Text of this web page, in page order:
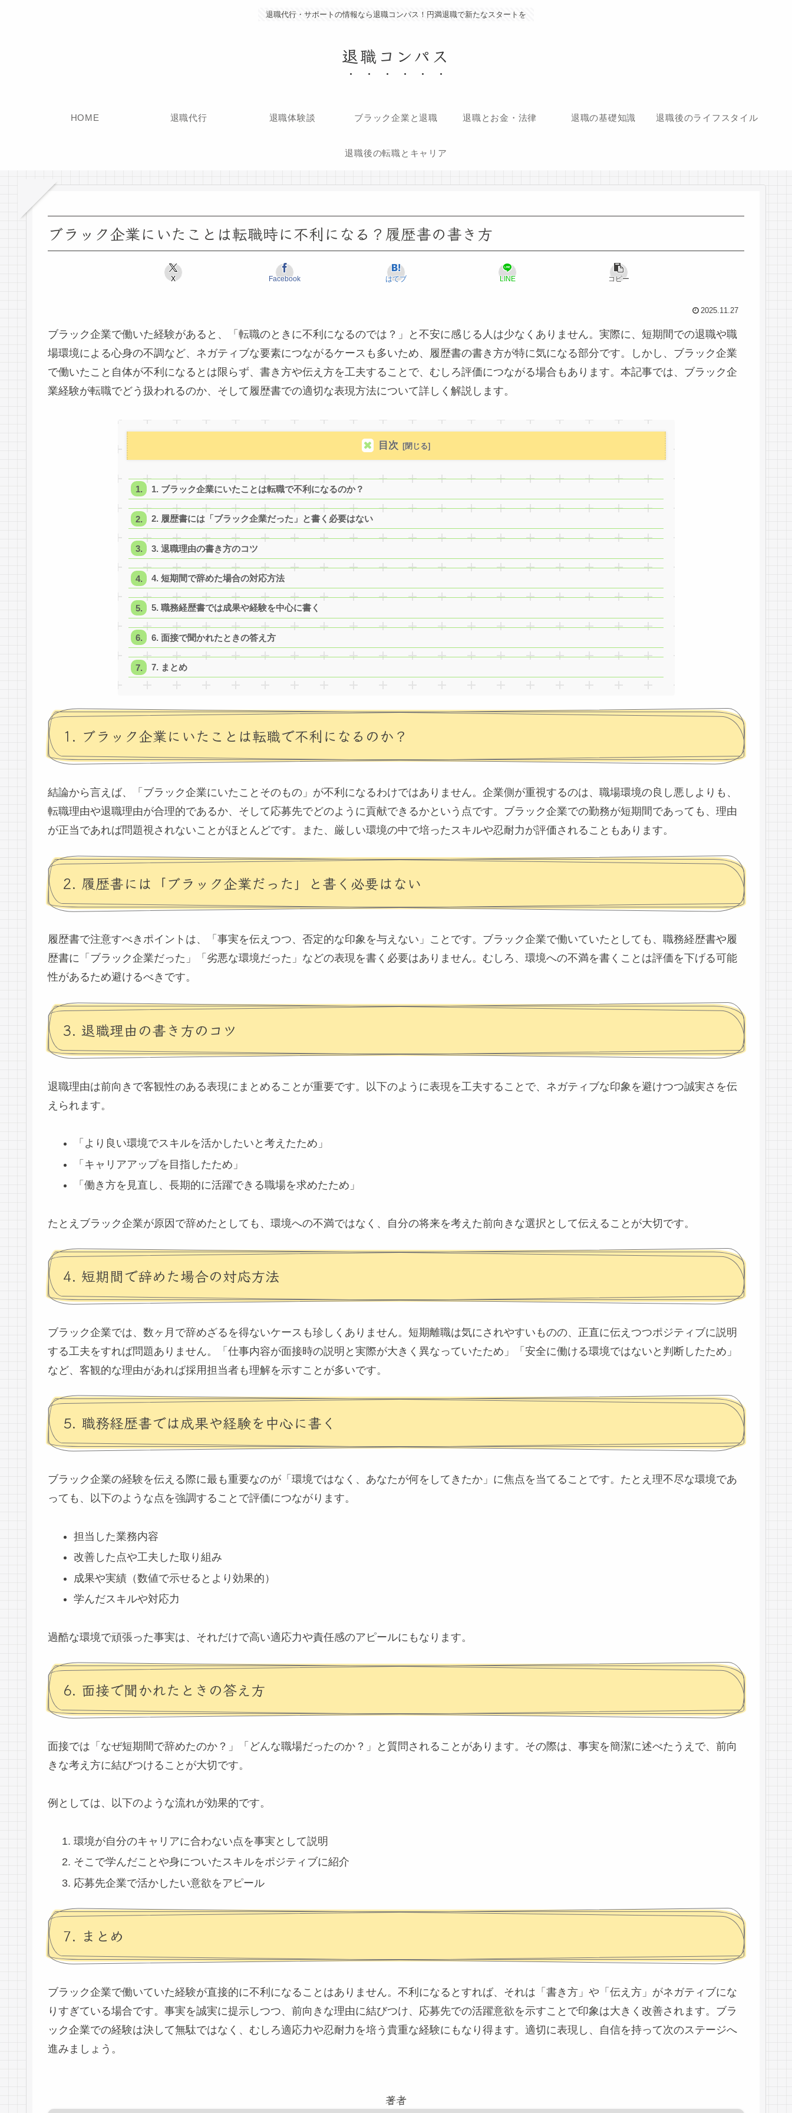
退職代行・サポートの情報なら退職コンパス！円満退職で新たなスタートを
退職コンパス
HOME 退職代行 退職体験談 ブラック企業と退職 退職とお金・法律 退職の基礎知識 退職後のライフスタイル
退職後の転職とキャリア
ブラック企業にいたことは転職時に不利になる？履歴書の書き方
X Facebook はてブ LINE コピー
2025.11.27
ブラック企業で働いた経験があると、「転職のときに不利になるのでは？」と不安に感じる人は少なくありません。実際に、短期間での退職や職
場環境による心身の不調など、ネガティブな要素につながるケースも多いため、履歴書の書き方が特に気になる部分です。しかし、ブラック企業
で働いたこと自体が不利になるとは限らず、書き方や伝え方を工夫することで、むしろ評価につながる場合もあります。本記事では、ブラック企
業経験が転職でどう扱われるのか、そして履歴書での適切な表現方法について詳しく解説します。
目次
1. ブラック企業にいたことは転職で不利になるのか？
2. 履歴書には「ブラック企業だった」と書く必要はない
3. 退職理由の書き方のコツ
4. 短期間で辞めた場合の対応方法
5. 職務経歴書では成果や経験を中心に書く
6. 面接で聞かれたときの答え方
7. まとめ
1. ブラック企業にいたことは転職で不利になるのか？
結論から言えば、「ブラック企業にいたことそのもの」が不利になるわけではありません。企業側が重視するのは、職場環境の良し悪しよりも、
転職理由や退職理由が合理的であるか、そして応募先でどのように貢献できるかという点です。ブラック企業での勤務が短期間であっても、理由
が正当であれば問題視されないことがほとんどです。また、厳しい環境の中で培ったスキルや忍耐力が評価されることもあります。
2. 履歴書には「ブラック企業だった」と書く必要はない
履歴書で注意すべきポイントは、「事実を伝えつつ、否定的な印象を与えない」ことです。ブラック企業で働いていたとしても、職務経歴書や履
歴書に「ブラック企業だった」「劣悪な環境だった」などの表現を書く必要はありません。むしろ、環境への不満を書くことは評価を下げる可能
性があるため避けるべきです。
3. 退職理由の書き方のコツ
退職理由は前向きで客観性のある表現にまとめることが重要です。以下のように表現を工夫することで、ネガティブな印象を避けつつ誠実さを伝
えられます。
「より良い環境でスキルを活かしたいと考えたため」
「キャリアアップを目指したため」
「働き方を見直し、長期的に活躍できる職場を求めたため」
たとえブラック企業が原因で辞めたとしても、環境への不満ではなく、自分の将来を考えた前向きな選択として伝えることが大切です。
4. 短期間で辞めた場合の対応方法
ブラック企業では、数ヶ月で辞めざるを得ないケースも珍しくありません。短期離職は気にされやすいものの、正直に伝えつつポジティブに説明
する工夫をすれば問題ありません。「仕事内容が面接時の説明と実際が大きく異なっていたため」「安全に働ける環境ではないと判断したため」
など、客観的な理由があれば採用担当者も理解を示すことが多いです。
5. 職務経歴書では成果や経験を中心に書く
ブラック企業の経験を伝える際に最も重要なのが「環境ではなく、あなたが何をしてきたか」に焦点を当てることです。たとえ理不尽な環境であ
っても、以下のような点を強調することで評価につながります。
担当した業務内容
改善した点や工夫した取り組み
成果や実績（数値で示せるとより効果的）
学んだスキルや対応力
過酷な環境で頑張った事実は、それだけで高い適応力や責任感のアピールにもなります。
6. 面接で聞かれたときの答え方
面接では「なぜ短期間で辞めたのか？」「どんな職場だったのか？」と質問されることがあります。その際は、事実を簡潔に述べたうえで、前向
きな考え方に結びつけることが大切です。
例としては、以下のような流れが効果的です。
環境が自分のキャリアに合わない点を事実として説明
そこで学んだことや身についたスキルをポジティブに紹介
応募先企業で活かしたい意欲をアピール
7. まとめ
ブラック企業で働いていた経験が直接的に不利になることはありません。不利になるとすれば、それは「書き方」や「伝え方」がネガティブにな
りすぎている場合です。事実を誠実に提示しつつ、前向きな理由に結びつけ、応募先での活躍意欲を示すことで印象は大きく改善されます。ブラ
ック企業での経験は決して無駄ではなく、むしろ適応力や忍耐力を培う貴重な経験にもなり得ます。適切に表現し、自信を持って次のステージへ
進みましょう。
著者